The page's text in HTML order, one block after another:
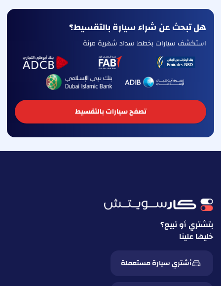
هل تبحث عن شراء سيارة بالتقسيط؟
استكشف سيارات بخطط سداد شهرية مرنة
تصفح سيارات بالتقسيط
بتشتري أو تبيع؟
خليها علينا
أشتري سيارة مستعملة